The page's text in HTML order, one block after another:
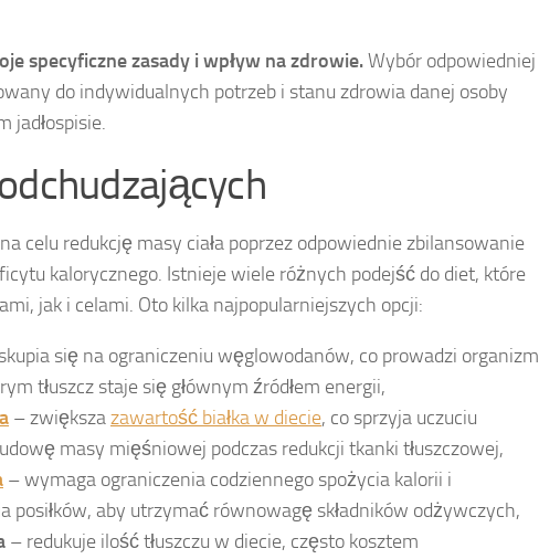
specyficzne zasady i wpływ na zdrowie.Wybór odpowiedniej
do indywidualnych potrzeb i stanu zdrowia danej osoby
jadłospisie.
celu redukcję masy ciała poprzez odpowiednie zbilansowanie
kalorycznego. Istnieje wiele różnych podejść do diet, które
jak i celami. Oto kilka najpopularniejszych opcji:
się na ograniczeniu węglowodanów, co prowadzi organizm
tłuszcz staje się głównym źródłem energii,
– zwiększazawartość białka w diecie, co sprzyja uczuciu
masy mięśniowej podczas redukcji tkanki tłuszczowej,
– wymaga ograniczenia codziennego spożycia kalorii i
posiłków, aby utrzymać równowagę składników odżywczych,
– redukuje ilość tłuszczu w diecie, często kosztem